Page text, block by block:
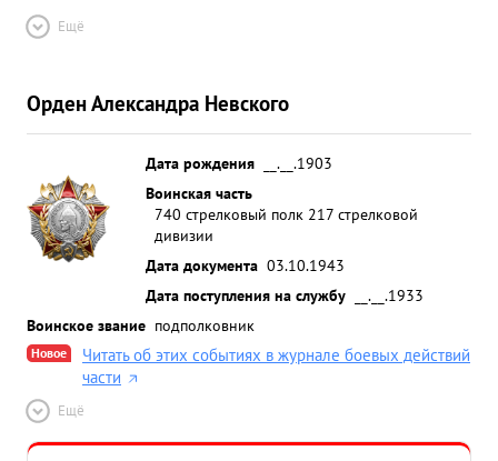
Ещё
Орден Александра Невского
Дата рождения
__.__.1903
Воинская часть
740 стрелковый полк 217 стрелковой
дивизии
Дата документа 03.10.1943
Дата поступления на службу
__.__.1933
Воинское звание подполковник
Новое
Читать об этих событиях в журнале боевых действий
части
Ещё